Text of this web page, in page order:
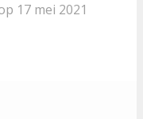
17 mei 2021